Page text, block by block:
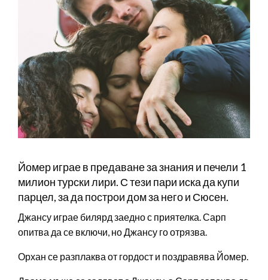
Йомер играе в предаване за знания и печели 1
милион турски лири. С тези пари иска да купи
парцел, за да построи дом за него и Сюсен.
Джансу играе билярд заедно с приятелка. Сарп
опитва да се включи, но Джансу го отрязва.
Орхан се разплаква от гордост и поздравява Йомер.